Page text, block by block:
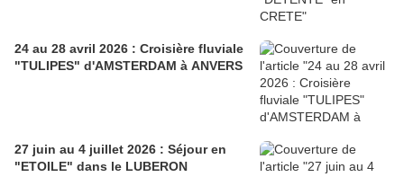
24 au 28 avril 2026 : Croisière fluviale
"TULIPES" d'AMSTERDAM à ANVERS
27 juin au 4 juillet 2026 : Séjour en
"ETOILE" dans le LUBERON